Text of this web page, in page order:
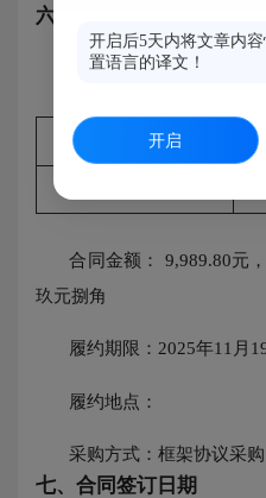
六、合同主要信息
主要标的：
序号
合同金额： 9,989.80元
玖元捌角
履约期限：2025年11月
履约地点：
采购方式：框架协议采购
七、合同签订日期
开启后5天内将文章内
置语言的译文！
开启